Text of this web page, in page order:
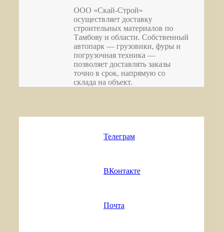
ООО «Скай-Строй»
осуществляет доставку
строительных материалов по
Тамбову и области. Собственный
автопарк — грузовики, фуры и
погрузочная техника —
позволяет доставлять заказы
точно в срок, напрямую со
склада на объект.
Телеграм
ВКонтакте
Почта